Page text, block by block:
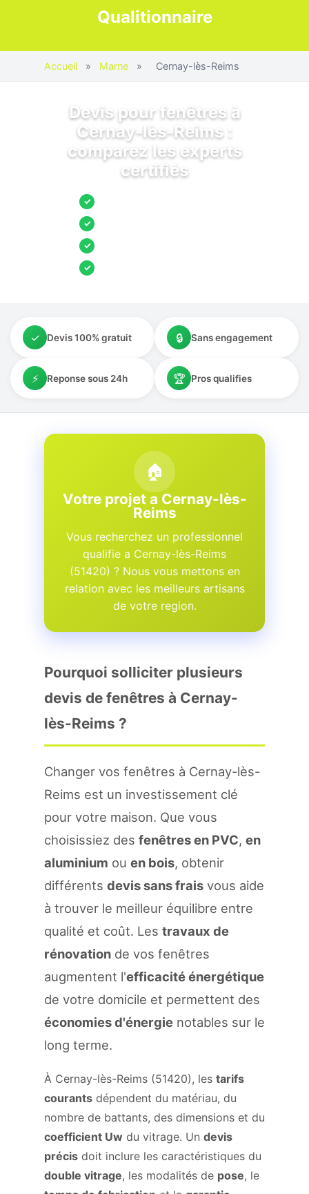
Qualitionnaire
Accueil » Marne » Cernay-lès-Reims
Devis pour fenêtres à
Cernay-lès-Reims :
comparez les experts
certifiés
✓
✓
✓
✓
✓ Devis 100% gratuit 🔒 Sans engagement
⚡ Reponse sous 24h 🏆 Pros qualifies
🏠
Votre projet a Cernay-lès-
Reims
Vous recherchez un professionnel
qualifie a Cernay-lès-Reims
(51420) ? Nous vous mettons en
relation avec les meilleurs artisans
de votre region.
Pourquoi solliciter plusieurs
devis de fenêtres à Cernay-
lès-Reims ?
Changer vos fenêtres à Cernay-lès-
Reims est un investissement clé
pour votre maison. Que vous
choisissiez des fenêtres en PVC, en
aluminium ou en bois, obtenir
différents devis sans frais vous aide
à trouver le meilleur équilibre entre
qualité et coût. Les travaux de
rénovation de vos fenêtres
augmentent l'efficacité énergétique
de votre domicile et permettent des
économies d'énergie notables sur le
long terme.
À Cernay-lès-Reims (51420), les tarifs
courants dépendent du matériau, du
nombre de battants, des dimensions et du
coefficient Uw du vitrage. Un devis
précis doit inclure les caractéristiques du
double vitrage, les modalités de pose, le